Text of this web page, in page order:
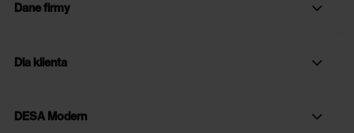
Dane firmy
Dla klienta
DESA Modern